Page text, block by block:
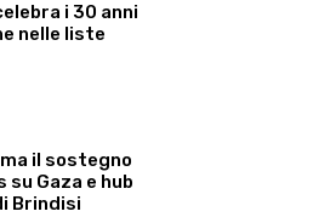
i 30 anni
nelle liste
il sostegno
su Gaza e hub
Brindisi